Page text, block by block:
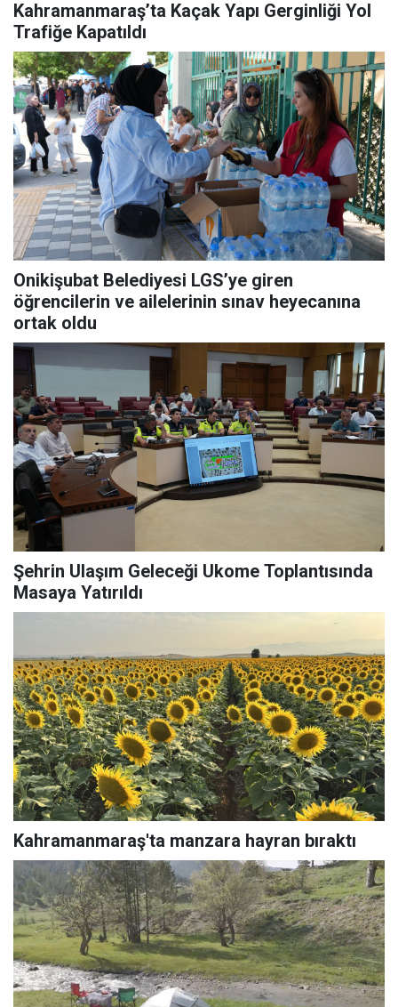
Kahramanmaraş’ta Kaçak Yapı Gerginliği Yol
Trafiğe Kapatıldı
Onikişubat Belediyesi LGS’ye giren
öğrencilerin ve ailelerinin sınav heyecanına
ortak oldu
Şehrin Ulaşım Geleceği Ukome Toplantısında
Masaya Yatırıldı
Kahramanmaraş'ta manzara hayran bıraktı